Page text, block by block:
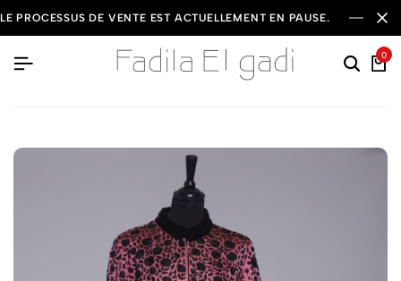
LE PROCESSUS DE VENTE EST ACTUELLEMENT EN PAUSE.
0